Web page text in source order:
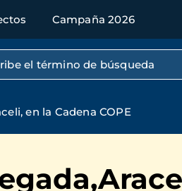
Campaña 2026
por texto completo
en la Cadena COPE